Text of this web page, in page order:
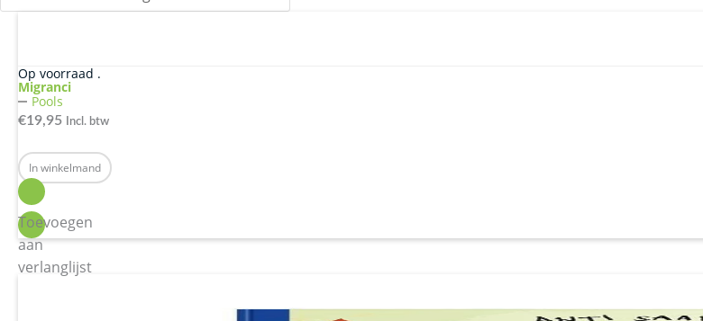
Op voorraad .
Migranci
Pools
€19,95 Incl. btw
In winkelmand
Toevoegen
aan
verlanglijst